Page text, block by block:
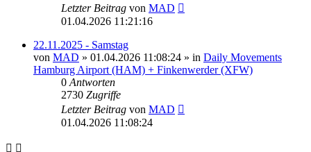
Letzter Beitrag von MAD
01.04.2026 11:21:16
22.11.2025 - Samstag
von MAD » 01.04.2026 11:08:24 » in Daily Movements
Hamburg Airport (HAM) + Finkenwerder (XFW)
0 Antworten
2730 Zugriffe
Letzter Beitrag von MAD
01.04.2026 11:08:24